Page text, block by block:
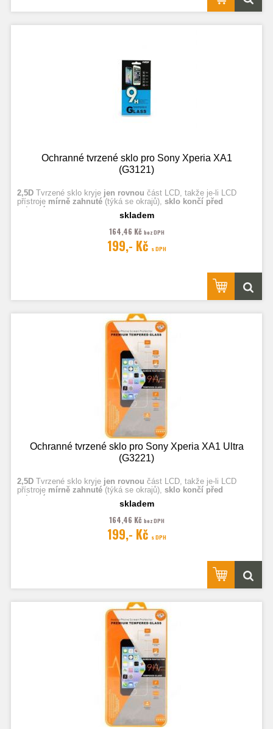
Ochranné tvrzené sklo pro Sony Xperia XA1
(G3121)
2,5D Tvrzené sklo kryje jen rovnou část LCD, takže je-li LCD
přístroje mírně zahnuté (týká se okrajů), sklo končí před
zahnutím.
Fotografie jsou ilustrační.
skladem
164,46 Kč bez DPH
199,- Kč s DPH
Ochranné tvrzené sklo pro Sony Xperia XA1 Ultra
(G3221)
2,5D Tvrzené sklo kryje jen rovnou část LCD, takže je-li LCD
přístroje mírně zahnuté (týká se okrajů), sklo končí před
zahnutím.
Fotografie jsou ilustrační.
skladem
164,46 Kč bez DPH
199,- Kč s DPH